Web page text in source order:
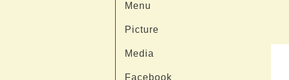
Menu
Picture
Media
Facebook